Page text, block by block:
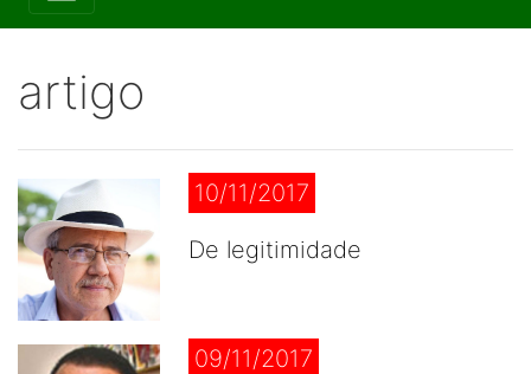
artigo
10/11/2017
De legitimidade
09/11/2017